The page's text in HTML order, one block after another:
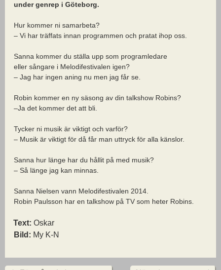
under genrep i Göteborg.
Hur kommer ni samarbeta?
– Vi har träffats innan programmen och pratat ihop oss.
Sanna kommer du ställa upp som programledare
eller sångare i Melodifestivalen igen?
– Jag har ingen aning nu men jag får se.
Robin kommer en ny säsong av din talkshow Robins?
–Ja det kommer det att bli.
Tycker ni musik är viktigt och varför?
– Musik är viktigt för då får man uttryck för alla känslor.
Sanna hur länge har du hållit på med musik?
– Så länge jag kan minnas.
Sanna Nielsen vann Melodifestivalen 2014.
Robin Paulsson har en talkshow på TV som heter Robins.
Text: Oskar
Bild: My K-N